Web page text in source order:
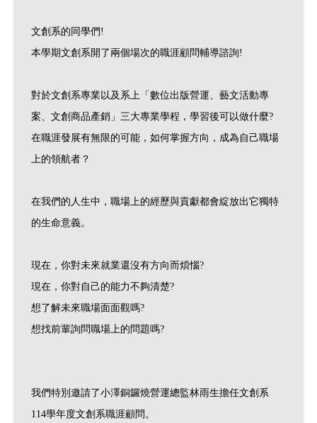
文創系的同學們!
本學期文創系開了兩個場次的職涯顧問輔導諮詢!
對於文創系專業以及系上「數位出版營運、藝文活動專
案、文創商品產銷」三大專業學程，學習後可以做什麼?
在職涯發展有無限的可能，如何掌握方向，成為自己職場
上的領航者？
在我們的人生中，職場上的經歷與貢獻都會綻放出它獨特
的生命意義。
現在，你對未來就業還沒有方向而煩惱?
現在，你對自己的能力不夠清楚?
想了解未來職場面面觀嗎?
想找前輩詢問職場上的問題嗎?
我們特別邀請了小澤銅鑼燒營運總監林雨生擔任文創系
114學年度文創系職涯顧問。